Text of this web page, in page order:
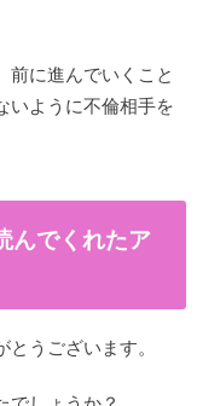
前に進んでいくこと
いように不倫相手を
んでくれたア
うございます。